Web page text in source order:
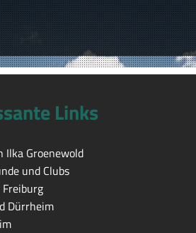
Links
Ilka Groenewold
und Clubs
Dürrheim